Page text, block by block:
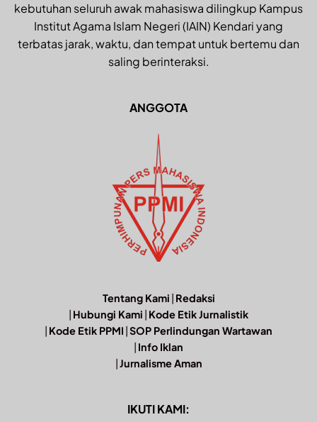
kebutuhan seluruh awak mahasiswa dilingkup Kampus
Institut Agama Islam Negeri (IAIN) Kendari yang
terbatas jarak, waktu, dan tempat untuk bertemu dan
saling berinteraksi.
ANGGOTA
Tentang Kami | Redaksi
| Hubungi Kami | Kode Etik Jurnalistik
| Kode Etik PPMI |SOP Perlindungan Wartawan
| Info Iklan
|Jurnalisme Aman
IKUTI KAMI: